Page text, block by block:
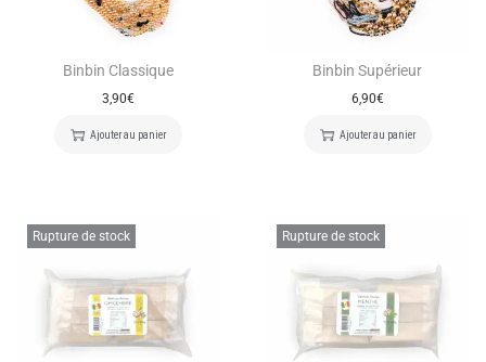
Binbin Classique
3,90€
Ajouter au panier
Binbin Supérieur
6,90€
Ajouter au panier
Rupture de stock Rupture de stock